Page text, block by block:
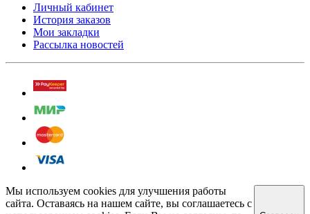
Личный кабинет
История заказов
Мои закладки
Рассылка новостей
Мы используем cookies для улучшения работы
сайта. Оставаясь на нашем сайте, вы соглашаетесь с